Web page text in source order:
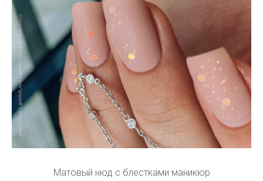
Матовый нюд с блестками маникюр